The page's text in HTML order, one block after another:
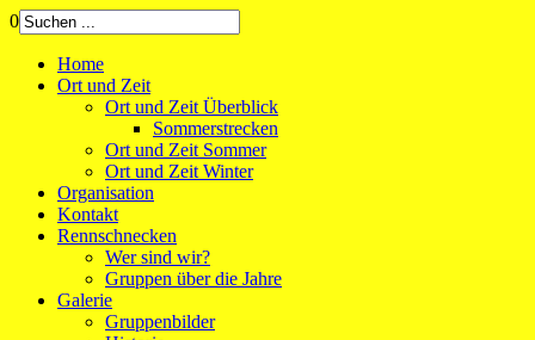
0
Home
Ort und Zeit
Ort und Zeit Überblick
Sommerstrecken
Ort und Zeit Sommer
Ort und Zeit Winter
Organisation
Kontakt
Rennschnecken
Wer sind wir?
Gruppen über die Jahre
Galerie
Gruppenbilder